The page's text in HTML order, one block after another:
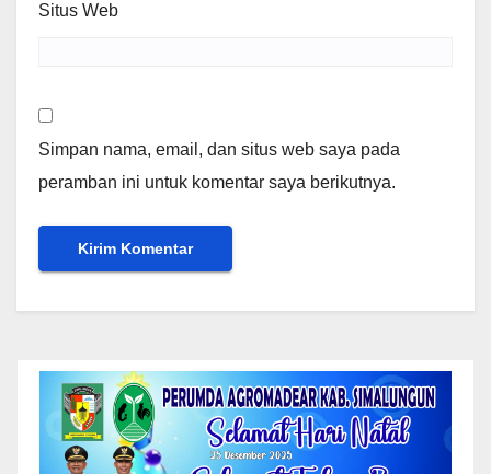
Situs Web
Simpan nama, email, dan situs web saya pada
peramban ini untuk komentar saya berikutnya.